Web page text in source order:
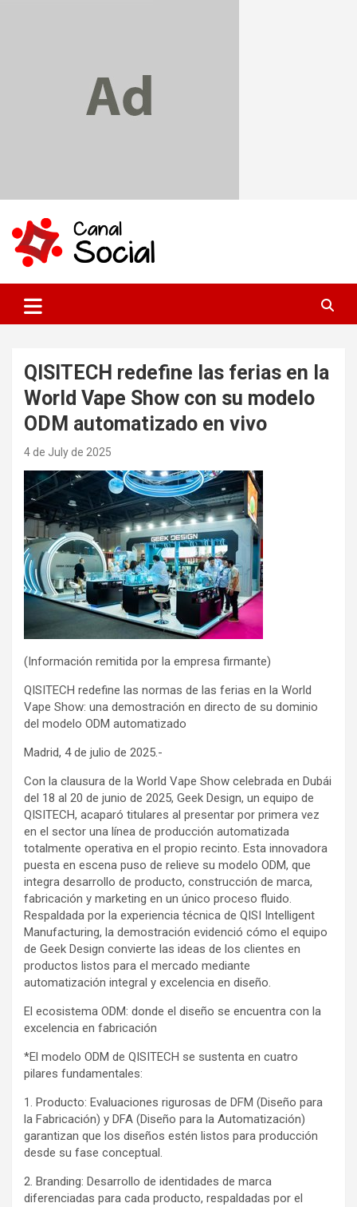
content
Canal Social
QISITECH redefine las ferias en la
World Vape Show con su modelo
ODM automatizado en vivo
4 de July de 2025
(Información remitida por la empresa firmante)
QISITECH redefine las normas de las ferias en la World
Vape Show: una demostración en directo de su dominio
del modelo ODM automatizado
Madrid, 4 de julio de 2025.-
Con la clausura de la World Vape Show celebrada en Dubái
del 18 al 20 de junio de 2025, Geek Design, un equipo de
QISITECH, acaparó titulares al presentar por primera vez
en el sector una línea de producción automatizada
totalmente operativa en el propio recinto. Esta innovadora
puesta en escena puso de relieve su modelo ODM, que
integra desarrollo de producto, construcción de marca,
fabricación y marketing en un único proceso fluido.
Respaldada por la experiencia técnica de QISI Intelligent
Manufacturing, la demostración evidenció cómo el equipo
de Geek Design convierte las ideas de los clientes en
productos listos para el mercado mediante
automatización integral y excelencia en diseño.
El ecosistema ODM: donde el diseño se encuentra con la
excelencia en fabricación
*El modelo ODM de QISITECH se sustenta en cuatro
pilares fundamentales:
1. Producto: Evaluaciones rigurosas de DFM (Diseño para
la Fabricación) y DFA (Diseño para la Automatización)
garantizan que los diseños estén listos para producción
desde su fase conceptual.
2. Branding: Desarrollo de identidades de marca
diferenciadas para cada producto, respaldadas por el